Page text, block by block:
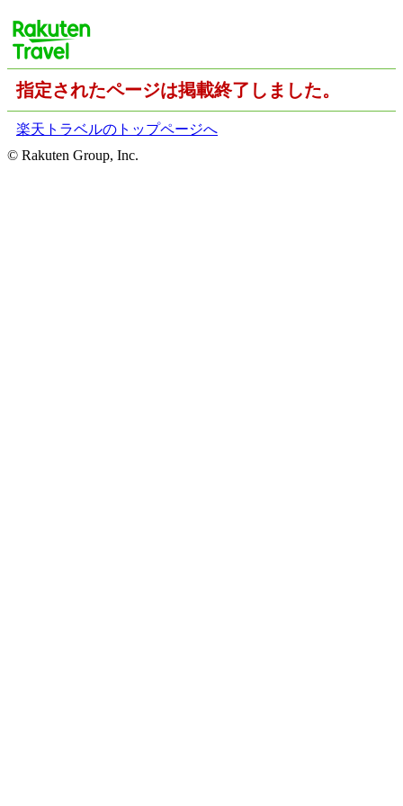
指定されたページは掲載終了しました。
楽天トラベルのトップページへ
© Rakuten Group, Inc.